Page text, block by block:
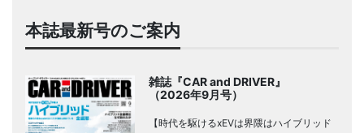
本誌最新号のご案内
雑誌『CAR and DRIVER』
（2026年9月号）
【時代を駆けるxEVは界隈はハイブリッド